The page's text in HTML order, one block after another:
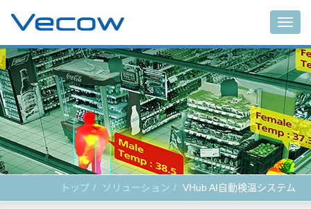
トップ ソリューション VHub AI自動検温システム